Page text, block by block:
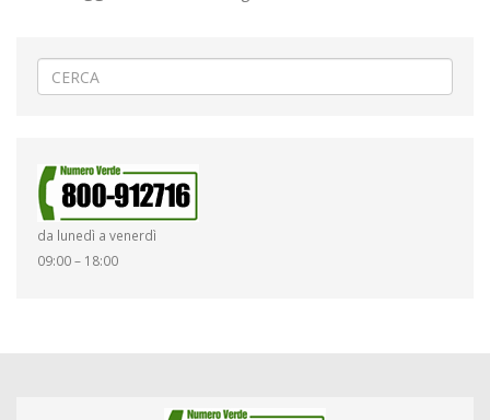
da lunedì a venerdì
09:00 – 18:00